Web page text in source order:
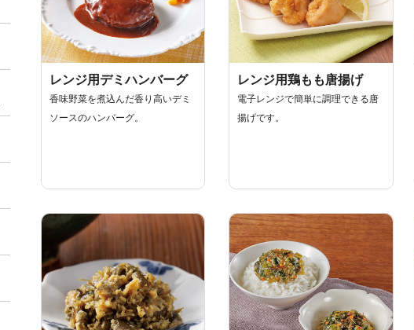
レンジ用デミハンバーグ
香味野菜を煮込んだ香り高いデミ
ソースのハンバーグ。
レンジ用鶏もも唐揚げ
電子レンジで簡単に調理できる唐
揚げです。